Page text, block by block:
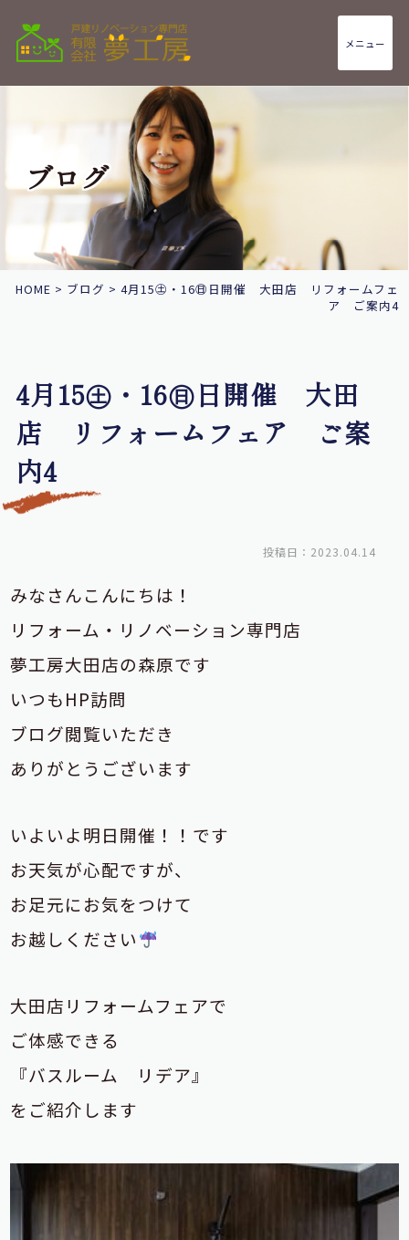
メニュー
ブログ
HOME > ブログ > 4月15㊏・16㊐日開催 大田店 リフォームフェ
ア ご案内4
4月15㊏・16㊐日開催 大田
店 リフォームフェア ご案
内4
投稿日：2023.04.14
みなさんこんにちは！
リフォーム・リノベーション専門店
夢工房大田店の森原です
いつもHP訪問
ブログ閲覧いただき
ありがとうございます
いよいよ明日開催！！です
お天気が心配ですが、
お足元にお気をつけて
お越しください
大田店リフォームフェアで
ご体感できる
『バスルーム リデア』
をご紹介します